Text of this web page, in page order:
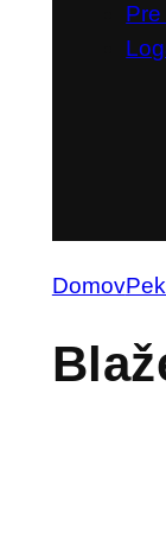
Domov